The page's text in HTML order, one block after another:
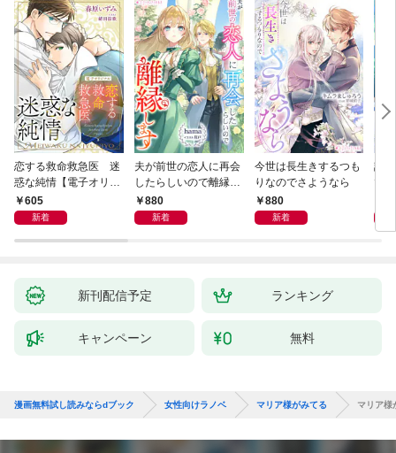
恋する救命救急医 迷
惑な純情【電子オリジ
ナル】
605
新着
夫が前世の恋人に再会
したらしいので離縁し
ます880
新着
今世は長生きするつも
りなのでさようなら
880
新着
話
で
新刊配信予定 ランキング
キャンペーン 無料
漫画無料試し読みならdブック 女性向けラノベ マリア様がみてる マリア